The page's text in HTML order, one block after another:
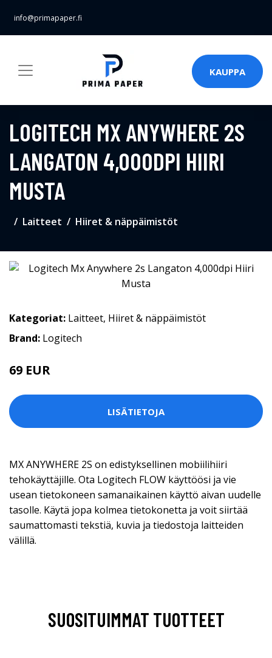
info@primapaper.fi
KAUPPA
LOGITECH MX ANYWHERE 2S
LANGATON 4,000DPI HIIRI
MUSTA
Laitteet Hiiret & näppäimistöt
Kategoriat: Laitteet, Hiiret & näppäimistöt
Brand: Logitech
69 EUR
LISÄTIETOJA
MX ANYWHERE 2S on edistyksellinen mobiilihiiri
tehokäyttäjille. Ota Logitech FLOW käyttöösi ja vie
usean tietokoneen samanaikainen käyttö aivan uudelle
tasolle. Käytä jopa kolmea tietokonetta ja voit siirtää
saumattomasti tekstiä, kuvia ja tiedostoja laitteiden
välillä.
SUOSITUIMMAT TUOTTEET